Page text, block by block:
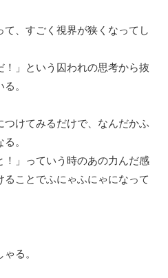
、すごく視界が狭くなってし
」という囚われの思考から抜
。
けてみるだけで、なんだかふ
。
！」っていう時のあの力んだ感
ることでふにゃふにゃになって
る。